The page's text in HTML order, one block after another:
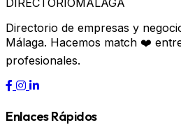
DIRECTORIOMÁLAGA
Directorio de empresas y
Málaga. Hacemos match ❤️
profesionales.
Enlaces Rápidos